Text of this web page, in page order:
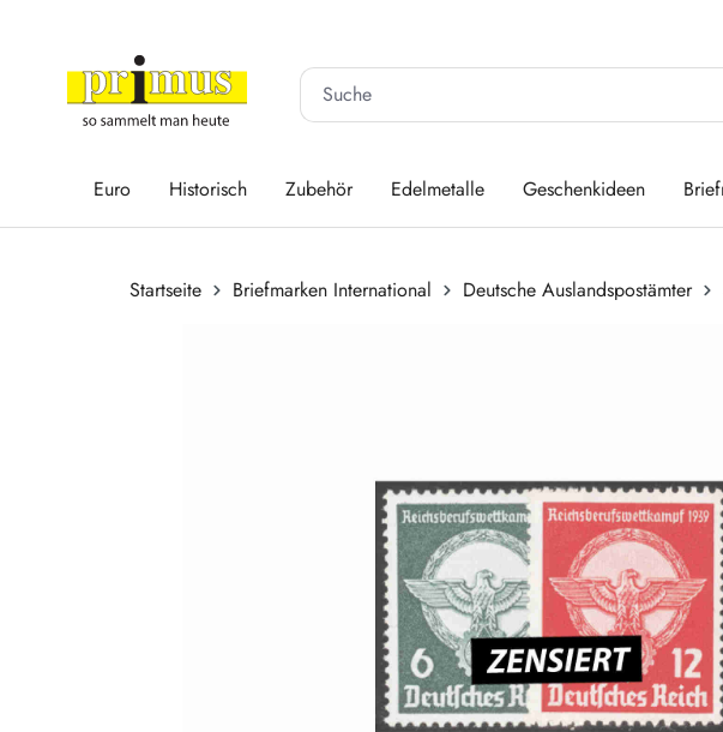
Euro Historisch Zubehör Edelmetalle Geschenkideen
Startseite Briefmarken International Deutsche Auslandspostämter